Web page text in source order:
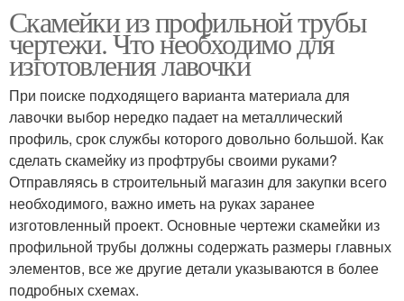
Скамейки из профильной трубы
чертежи. Что необходимо для
изготовления лавочки
При поиске подходящего варианта материала для
лавочки выбор нередко падает на металлический
профиль, срок службы которого довольно большой. Как
сделать скамейку из профтрубы своими руками?
Отправляясь в строительный магазин для закупки всего
необходимого, важно иметь на руках заранее
изготовленный проект. Основные чертежи скамейки из
профильной трубы должны содержать размеры главных
элементов, все же другие детали указываются в более
подробных схемах.